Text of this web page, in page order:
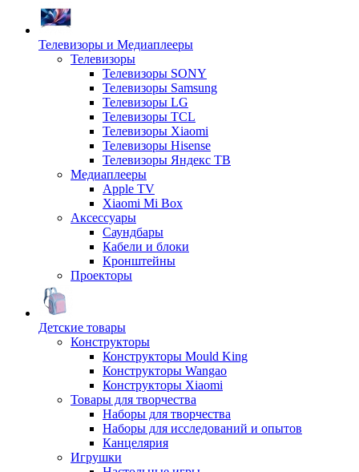
Телевизоры и Медиаплееры
Телевизоры
Телевизоры SONY
Телевизоры Samsung
Телевизоры LG
Телевизоры TCL
Телевизоры Xiaomi
Телевизоры Hisense
Телевизоры Яндекс ТВ
Медиаплееры
Apple TV
Xiaomi Mi Box
Аксессуары
Саундбары
Кабели и блоки
Кронштейны
Проекторы
Детские товары
Конструкторы
Конструкторы Mould King
Конструкторы Wangao
Конструкторы Xiaomi
Товары для творчества
Наборы для творчества
Наборы для исследований и опытов
Канцелярия
Игрушки